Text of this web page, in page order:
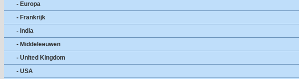
- Europa
- Frankrijk
- India
- Middeleeuwen
- United Kingdom
- USA